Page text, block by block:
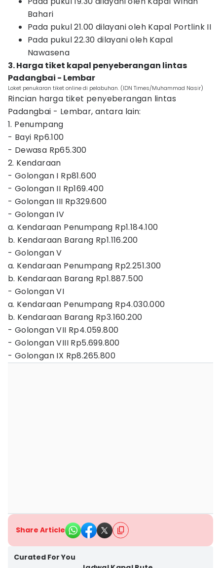
Bahari
Pada pukul 21.00 dilayani oleh Kapal Portlink II
Pada pukul 22.30 dilayani oleh Kapal
Nawasena
3. Harga tiket kapal penyeberangan lintas
Padangbai - Lembar
Loket penukaran tiket online di pelabuhan. (IDN Times/Muhammad Nasir)
Rincian harga tiket penyeberangan lintas
Padangbai - Lembar, antara lain:
1. Penumpang
- Bayi Rp6.100
- Dewasa Rp65.300
2. Kendaraan
- Golongan I Rp81.600
- Golongan II Rp169.400
- Golongan III Rp329.600
- Golongan IV
a. Kendaraan Penumpang Rp1.184.100
b. Kendaraan Barang Rp1.116.200
- Golongan V
a. Kendaraan Penumpang Rp2.251.300
b. Kendaraan Barang Rp1.887.500
- Golongan VI
a. Kendaraan Penumpang Rp4.030.000
b. Kendaraan Barang Rp3.160.200
- Golongan VII Rp4.059.800
- Golongan VIII Rp5.699.800
- Golongan IX Rp8.265.800
Share Article
Curated For You